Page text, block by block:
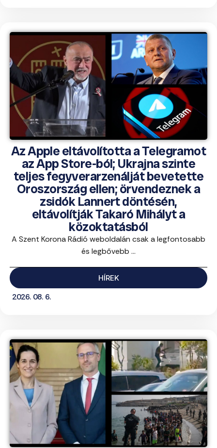
Az Apple eltávolította a Telegramot
az App Store-ból; Ukrajna szinte
teljes fegyverarzenálját bevetette
Oroszország ellen; örvendeznek a
zsidók Lannert döntésén,
eltávolítják Takaró Mihályt a
közoktatásból
A Szent Korona Rádió weboldalán csak a legfontosabb
és legbővebb ...
HÍREK
2026. 08. 6.